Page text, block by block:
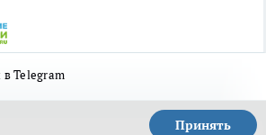
Telegram
Принять